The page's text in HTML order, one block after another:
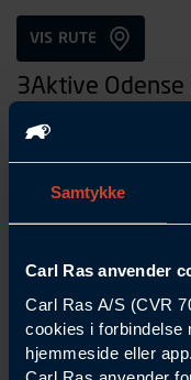
Samtykke
Carl Ras anvender
Carl Ras A/S (CVR
cookies i forbindelse
hjemmeside eller app.
VIS RUTE
3Aktive
Rolundvej 15A
E-mail: 3aktive@3aktive.dk
Tlf.:24298130
Åbningstider